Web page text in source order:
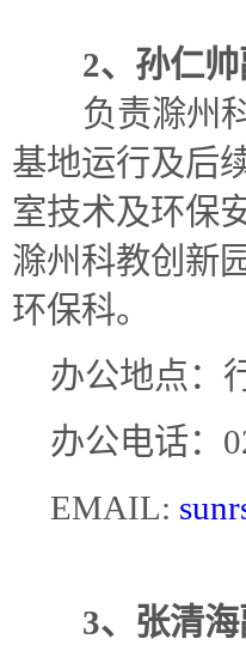
2、孙仁
负责滁州
基地运行及后
室技术及环保
滁州科教创新
环保科。
办公地点：
办公电话：
EMAIL:
3、张清